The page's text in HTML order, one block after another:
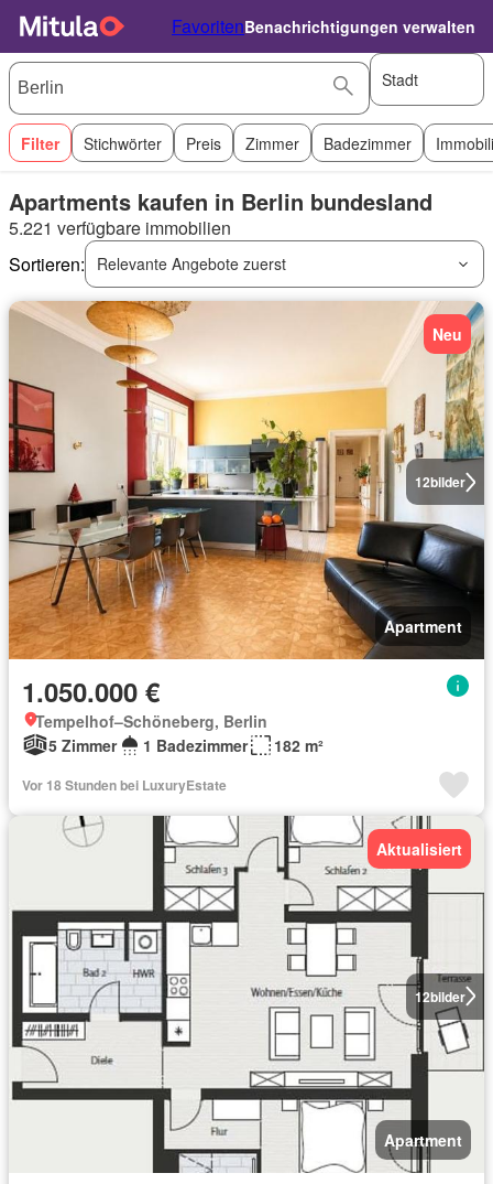
FavoritenBenachrichtigungen verwalten
Stadt
Filter Stichwörter Preis Zimmer Badezimmer
Apartments kaufen in Berlin bundesland
5.221 verfügbare immobilien
Sortieren:
Relevante Angebote zuerst
12bilder
Neu
Apartment
1.050.000 €
Tempelhof–Schöneberg, Berlin
5 Zimmer
1 Badezimmer 182 m²
Vor 18 Stunden bei LuxuryEstate
12bilder
Aktualisiert
Apartment